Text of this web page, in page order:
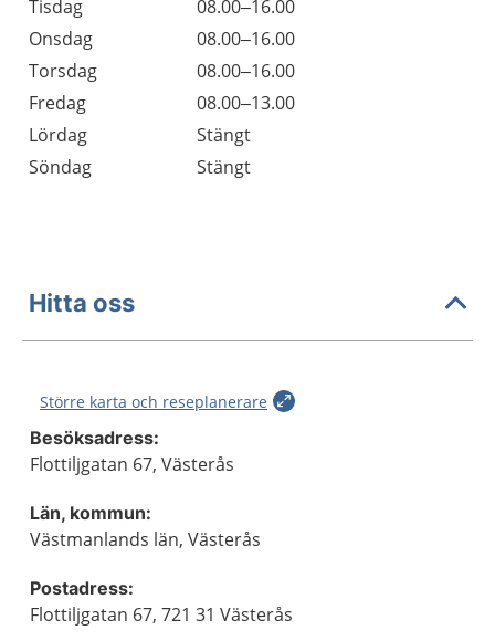
Tisdag
08.00–16.00
Onsdag
08.00–16.00
Torsdag
08.00–16.00
Fredag
08.00–13.00
Lördag
Stängt
Söndag
Stängt
Hitta oss
Större karta och reseplanerare
Besöksadress:
Flottiljgatan 67, Västerås
Län, kommun:
Västmanlands län, Västerås
Postadress:
Flottiljgatan 67, 721 31 Västerås